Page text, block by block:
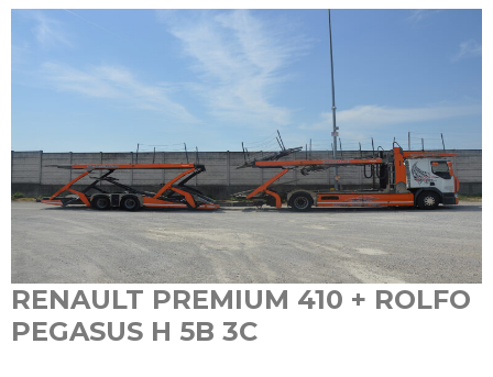
RENAULT PREMIUM 410 + ROLFO
PEGASUS H 5B 3C